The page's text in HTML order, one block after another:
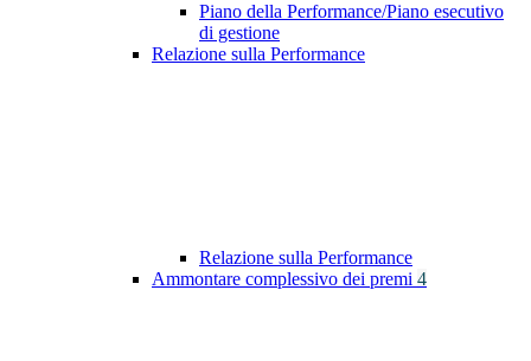
Piano della Performance/Piano esecutivo
di gestione
Relazione sulla Performance
Relazione sulla Performance
Ammontare complessivo dei premi 4